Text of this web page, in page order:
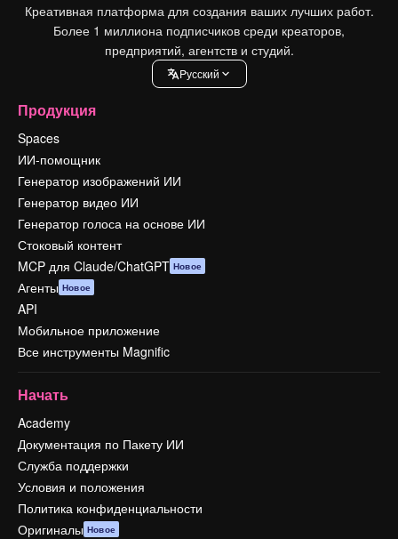
Креативная платформа для создания ваших лучших работ.
Более 1 миллиона подписчиков среди креаторов,
предприятий, агентств и студий.
Pусский
Продукция
Spaces
ИИ-помощник
Генератор изображений ИИ
Генератор видео ИИ
Генератор голоса на основе ИИ
Стоковый контент
MCP для Claude/ChatGPT Новое
Агенты Новое
API
Мобильное приложение
Все инструменты Magnific
Начать
Academy
Документация по Пакету ИИ
Служба поддержки
Условия и положения
Политика конфиденциальности
Оригиналы Новое